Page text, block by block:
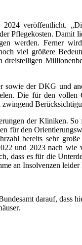
veröffentlicht.
Pflegekosten.
werden. Ferner
viel größere
der DKG und
Die für den
der Kliniken.
für den
bereits sehr
und 2023 nach
dass es für die
an Insolvenzen leider
darauf, dass